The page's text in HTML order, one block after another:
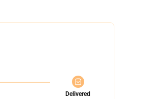
Delivered